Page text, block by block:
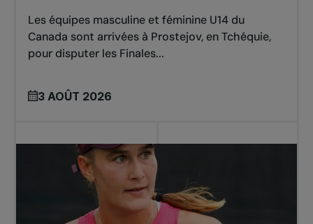
Les équipes masculine et féminine U14 du
Canada sont arrivées à Prostejov, en Tchéquie,
pour disputer les Finales...
3 AOÛT 2026